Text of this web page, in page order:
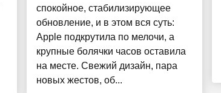
спокойное, стабилизирующее
обновление, и в этом вся суть:
Apple подкрутила по мелочи, а
крупные болячки часов оставила
на месте. Свежий дизайн, пара
новых жестов, об...